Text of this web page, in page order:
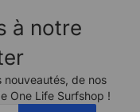
à notre
nouveautés, de nos
One Life Surfshop !